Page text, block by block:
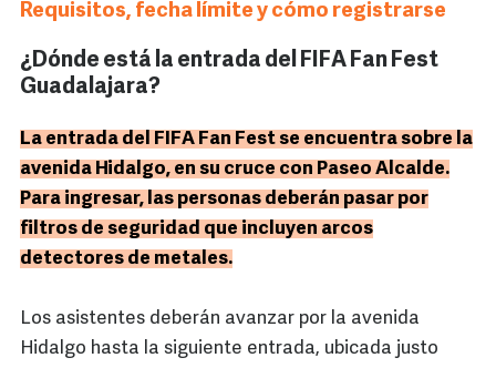
Requisitos, fecha límite y cómo registrarse
¿Dónde está la entrada del FIFA Fan Fest
Guadalajara?
La entrada del FIFA Fan Fest se encuentra sobre la
avenida Hidalgo, en su cruce con Paseo Alcalde.
Para ingresar, las personas deberán pasar por
filtros de seguridad que incluyen arcos
detectores de metales.
Los asistentes deberán avanzar por la avenida
Hidalgo hasta la siguiente entrada, ubicada justo